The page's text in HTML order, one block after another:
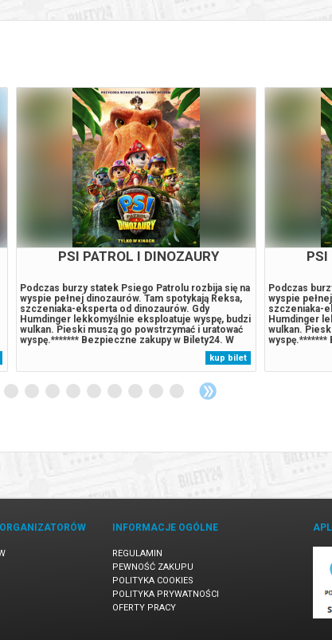
PSI PATROL I DINOZAURY
Podczas burzy statek Psiego Patrolu rozbija się na
wyspie pełnej dinozaurów. Tam spotykają Reksa,
szczeniaka-eksperta od dinozaurów. Gdy
Humdinger lekkomyślnie eksploatuje wyspę, budzi
wulkan. Pieski muszą go powstrzymać i uratować
wyspę.******* Bezpieczne zakupy w Bilety24. W
przypadku odwołania wydarzenia, gwarantujemy
automatyczny zwrot środków potwierdzony
komunikatem wysyłanym na adres...
kup bilet
PSI
Podczas
wyspie
szczeniaka-
Humdinger
wulkan.
wyspę.*******
przypadku
komunikatem
INFORMACJE OGÓLNE
REGULAMIN
PEWNOŚĆ ZAKUPU
POLITYKA COOKIES
POLITYKA PRYWATNOŚCI
OFERTY PRACY